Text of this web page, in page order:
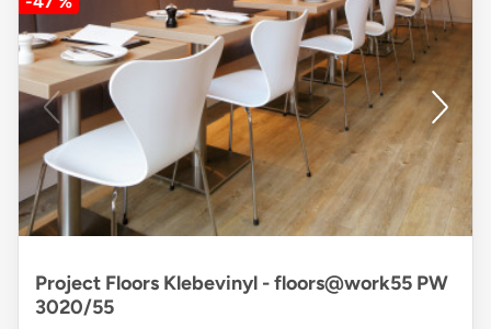
Project Floors Klebevinyl - floors@work55 PW
3020/55